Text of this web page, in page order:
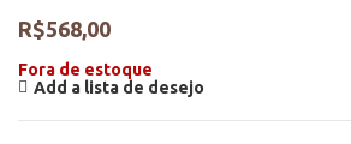
R$568,00
Fora de estoque
Add a lista de desejo